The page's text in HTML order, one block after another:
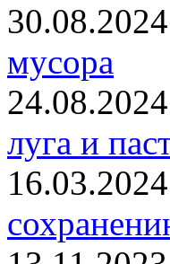
мусора
луга и